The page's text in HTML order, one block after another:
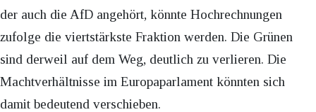
der auch die AfD angehört, könnte Hochrechnungen
zufolge die viertstärkste Fraktion werden. Die Grünen
sind derweil auf dem Weg, deutlich zu verlieren. Die
Machtverhältnisse im Europaparlament könnten sich
damit bedeutend verschieben.